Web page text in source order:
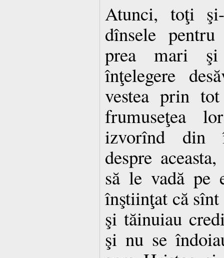
Atunci, toţi
dînsele
prea mari şi
înţelegere
vestea prin
frumuseţea
izvorînd din
despre
să le vadă pe
înştiinţat că
şi tăinuiau
şi nu se